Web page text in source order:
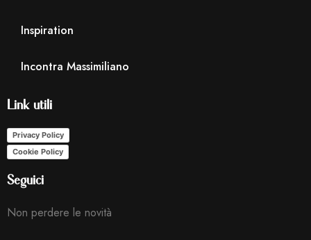
Inspiration
Incontra Massimiliano
Link utili
Privacy Policy
Cookie Policy
Seguici
Non perdere le novità